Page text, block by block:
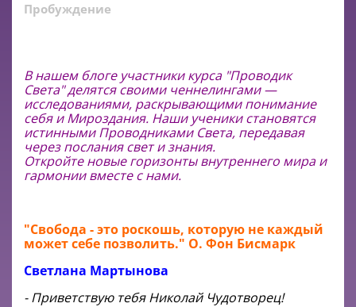
Пробуждение
В нашем блоге участники курса "Проводик
Света" делятся своими ченнелингами —
исследованиями, раскрывающими понимание
себя и Мироздания. Наши ученики становятся
истинными Проводниками Света, передавая
через послания свет и знания.
Откройте новые горизонты внутреннего мира и
гармонии вместе с нами.
"Свобода - это роскошь, которую не каждый
может себе позволить." О. Фон Бисмарк
Светлана Мартынова
- Приветствую тебя Николай Чудотворец!